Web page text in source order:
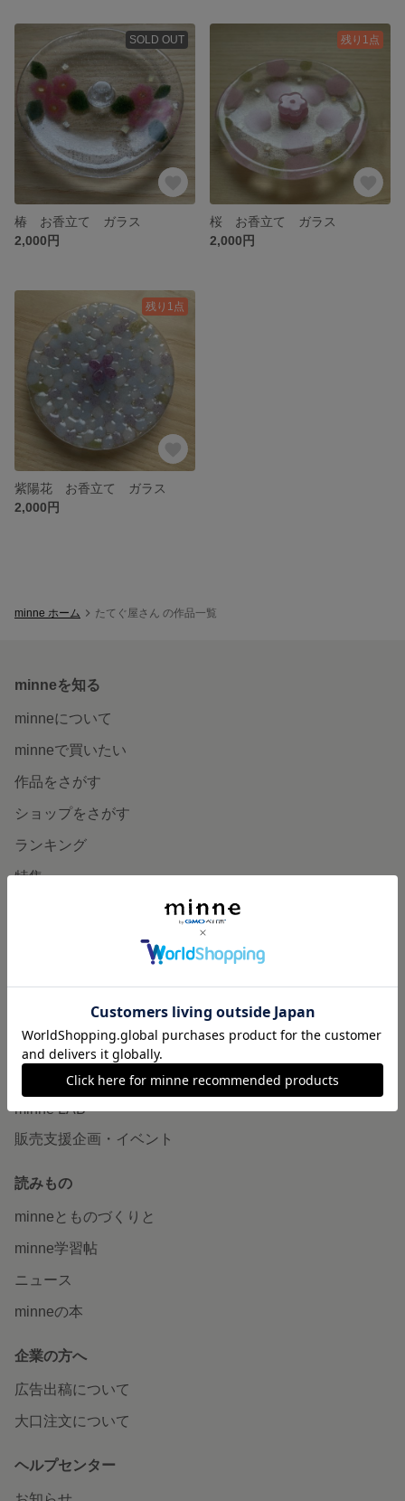
SOLD OUT
椿 お香立て ガラス
2,000円
残り1点
桜 お香立て ガラス
2,000円
残り1点
紫陽花 お香立て ガラス
2,000円
minne ホーム たてぐ屋さん の作品一覧
minneを知る
minneについて
minneで買いたい
作品をさがす
ショップをさがす
ランキング
特集
食品販売
ヴィンテージ販売
ダウンロード販売
minne PLUS
minne LAB
販売支援企画・イベント
読みもの
minneとものづくりと
minne学習帖
ニュース
minneの本
企業の方へ
広告出稿について
大口注文について
ヘルプセンター